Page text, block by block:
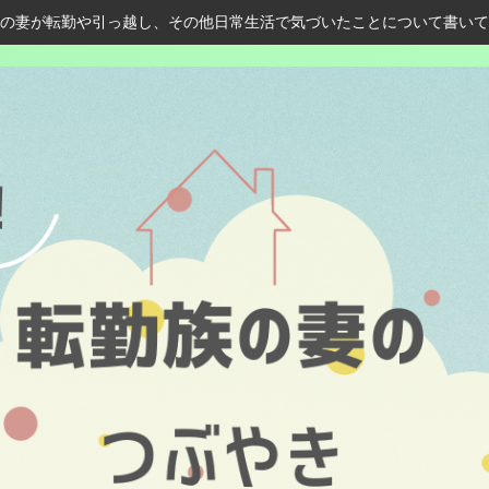
妻が転勤や引っ越し、その他日常生活で気づいたことについて書い